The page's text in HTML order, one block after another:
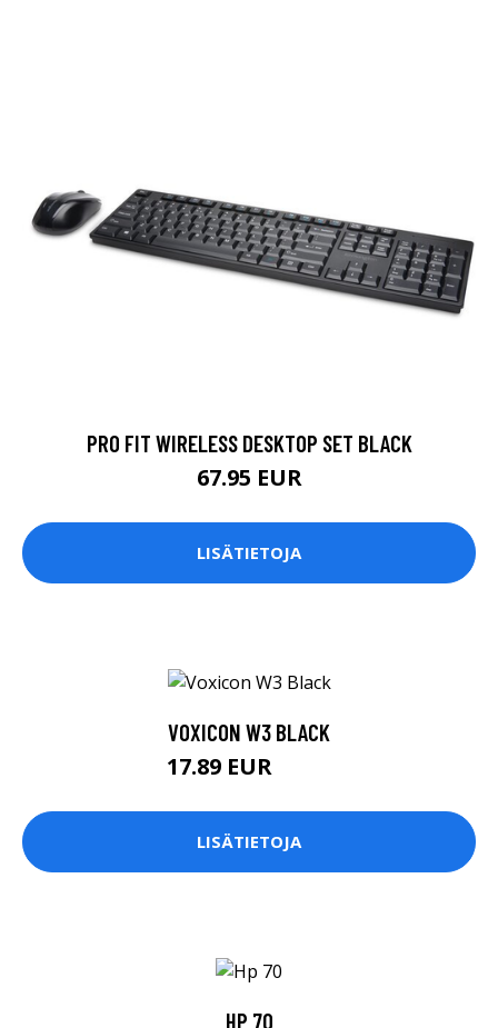
PRO FIT WIRELESS DESKTOP SET BLACK
67.95 EUR
LISÄTIETOJA
VOXICON W3 BLACK
17.89 EUR
LISÄTIETOJA
HP 70